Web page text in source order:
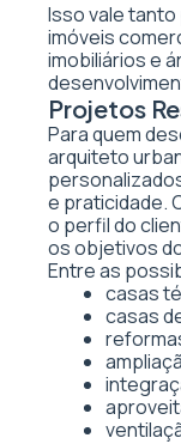
Isso vale
imóveis
imobiliários e
Projetos
Para quem
arquiteto
e praticidade.
o perfil do
os objetivos
Entre as
casas
casas